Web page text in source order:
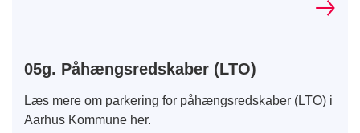
05g. Påhængsredskaber (LTO)
Læs mere om parkering for påhængsredskaber (LTO) i
Aarhus Kommune her.